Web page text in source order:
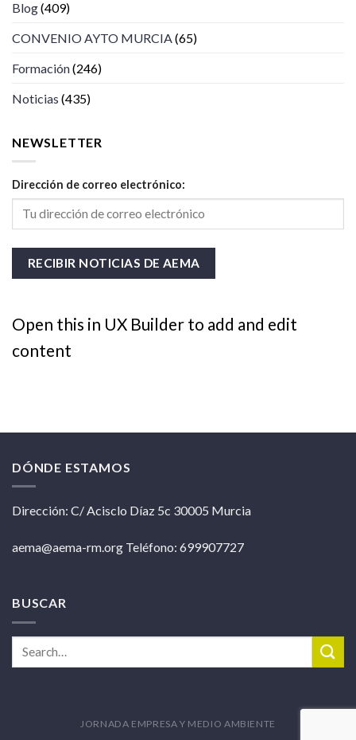
Blog(409)
CONVENIO AYTO MURCIA (65)
Formación(246)
Noticias (435)
NEWSLETTER
Dirección de correo electrónico:
Open this in UX Builder to add and edit
content
DÓNDE ESTAMOS
Dirección: C/ Acisclo Díaz 5c 30005 Murcia
aema@aema-rm.org Teléfono: 699907727
BUSCAR
JORNADA EMPRESA Y MEDIO AMBIENTE